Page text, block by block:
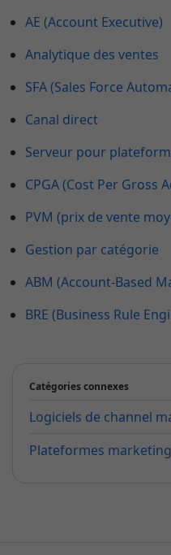
AE (Account Executive)
Analytique des ventes
SFA (Sales Force
Canal direct
Serveur pour
CPGA (Cost Per Gross
PVM (prix de vente
Gestion par catégorie
ABM (Account-Based
BRE (Business Rule
Catégories connexes
Logiciels de channel
Plateformes